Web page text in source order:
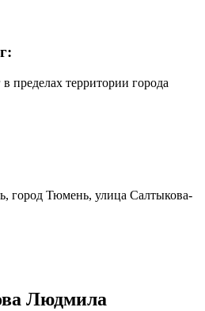
пределах территории города
город Тюмень, улица Салтыкова-
Людмила